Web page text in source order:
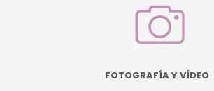
FOTOGRAFÍA Y VÍDEO